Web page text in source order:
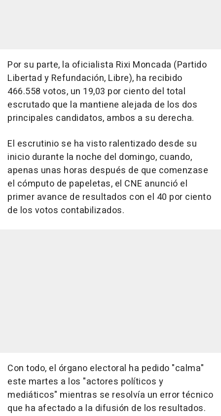
Por su parte, la oficialista Rixi Moncada (Partido
Libertad y Refundación, Libre), ha recibido
466.558 votos, un 19,03 por ciento del total
escrutado que la mantiene alejada de los dos
principales candidatos, ambos a su derecha.
El escrutinio se ha visto ralentizado desde su
inicio durante la noche del domingo, cuando,
apenas unas horas después de que comenzase
el cómputo de papeletas, el CNE anunció el
primer avance de resultados con el 40 por ciento
de los votos contabilizados.
Con todo, el órgano electoral ha pedido "calma"
este martes a los "actores políticos y
mediáticos" mientras se resolvía un error técnico
que ha afectado a la difusión de los resultados.